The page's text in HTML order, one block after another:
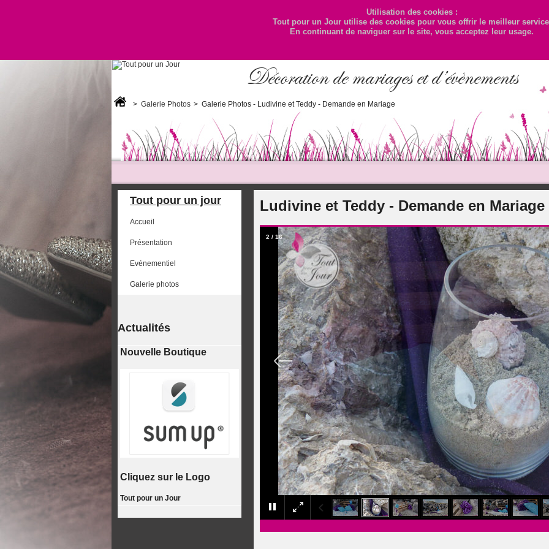
Utilisation des cookies :
Tout pour un Jour utilise des cookies pour vous offrir le meilleur
En continuant de naviguer sur le site, vous acceptez leur usage.
Décoration de mariages et d’évènements
> Galerie Photos > Galerie Photos - Ludivine et Teddy - Demande en Mariage
Tout pour un jour
Accueil
Présentation
Evénementiel
Galerie photos
Actualités
Nouvelle Boutique
Cliquez sur le Logo
Tout pour un Jour
Ludivine et Teddy - Demande en Mariage
2 / 16